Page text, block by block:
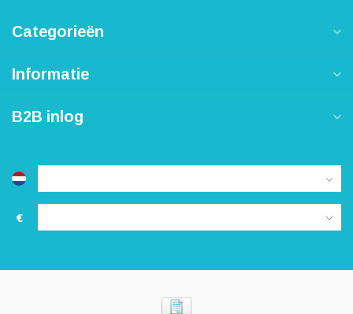
Categorieën
Informatie
B2B inlog
€